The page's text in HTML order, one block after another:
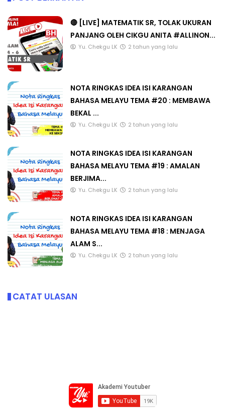
🔴 [LIVE] MATEMATIK SR, TOLAK UKURAN
PANJANG OLEH CIKGU ANITA #ALLINON...
Yu. Chekgu LK 2 tahun yang lalu
NOTA RINGKAS IDEA ISI KARANGAN
BAHASA MELAYU TEMA #20 : MEMBAWA
BEKAL ...
Yu. Chekgu LK 2 tahun yang lalu
NOTA RINGKAS IDEA ISI KARANGAN
BAHASA MELAYU TEMA #19 : AMALAN
BERJIMA...
Yu. Chekgu LK 2 tahun yang lalu
NOTA RINGKAS IDEA ISI KARANGAN
BAHASA MELAYU TEMA #18 : MENJAGA
ALAM S...
Yu. Chekgu LK 2 tahun yang lalu
CATAT ULASAN